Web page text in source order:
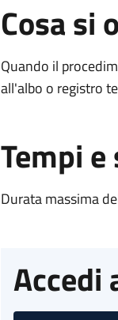
Cosa si
Quando il
all'albo o registro
Tempi e
Durata massima
Accedi